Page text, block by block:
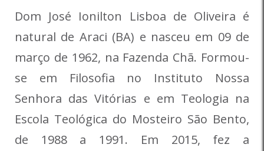
Dom José Ionilton Lisboa de Oliveira é
natural de Araci (BA) e nasceu em 09 de
março de 1962, na Fazenda Chã. Formou-
se em Filosofia no Instituto Nossa
Senhora das Vitórias e em Teologia na
Escola Teológica do Mosteiro São Bento,
de 1988 a 1991. Em 2015, fez a